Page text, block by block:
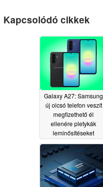
Kapcsolódó cikkek
Galaxy A27: Samsung
új olcsó telefon veszít
megfizethető él
ellenére pletykák
leminősítéseket
06/09/2026